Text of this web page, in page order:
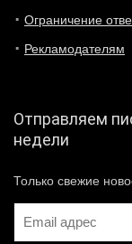
Ограничение
Рекламодателям
Отправляем
недели
Только свежие